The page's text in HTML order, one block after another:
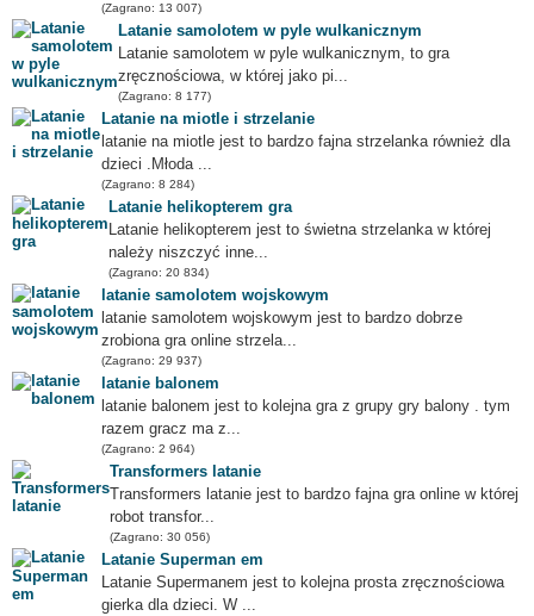
(Zagrano: 13 007)
Latanie samolotem w pyle wulkanicznym
Latanie samolotem w pyle wulkanicznym, to gra
zręcznościowa, w której jako pi...
(Zagrano: 8 177)
Latanie na miotle i strzelanie
latanie na miotle jest to bardzo fajna strzelanka również dla
dzieci .Młoda ...
(Zagrano: 8 284)
Latanie helikopterem gra
Latanie helikopterem jest to świetna strzelanka w której
należy niszczyć inne...
(Zagrano: 20 834)
latanie samolotem wojskowym
latanie samolotem wojskowym jest to bardzo dobrze
zrobiona gra online strzela...
(Zagrano: 29 937)
latanie balonem
latanie balonem jest to kolejna gra z grupy gry balony . tym
razem gracz ma z...
(Zagrano: 2 964)
Transformers latanie
Transformers latanie jest to bardzo fajna gra online w której
robot transfor...
(Zagrano: 30 056)
Latanie Superman em
Latanie Supermanem jest to kolejna prosta zręcznościowa
gierka dla dzieci. W ...